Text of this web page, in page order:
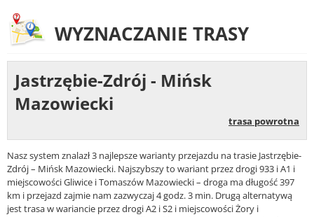
WYZNACZANIE TRASY
Jastrzębie-Zdrój - Mińsk
Mazowiecki
trasa powrotna
Nasz system znalazł 3 najlepsze warianty przejazdu na trasie Jastrzębie-
Zdrój – Mińsk Mazowiecki. Najszybszy to wariant przez drogi 933 i A1 i
miejscowości Gliwice i Tomaszów Mazowiecki – droga ma długość 397
km i przejazd zajmie nam zazwyczaj 4 godz. 3 min. Drugą alternatywą
jest trasa w wariancie przez drogi A2 i S2 i miejscowości Żory i